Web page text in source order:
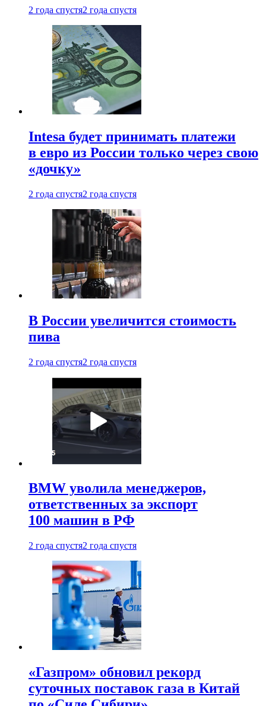
2 года спустя2 года спустя
Intesa будет принимать платежи
в евро из России только через свою
«дочку»
2 года спустя2 года спустя
В России увеличится стоимость
пива
2 года спустя2 года спустя
BMW уволила менеджеров,
ответственных за экспорт
100 машин в РФ
2 года спустя2 года спустя
«Газпром» обновил рекорд
суточных поставок газа в Китай